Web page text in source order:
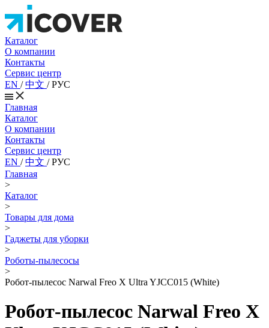
Каталог
О компании
Контакты
Сервис центр
EN /中文 /РУС
Главная
Каталог
О компании
Контакты
Сервис центр
EN /中文 /РУС
Главная
>
Каталог
>
Товары для дома
>
Гаджеты для уборки
>
Роботы-пылесосы
>
Робот-пылесос Narwal Freo X Ultra YJCC015 (White)
Робот-пылесос Narwal Freo X